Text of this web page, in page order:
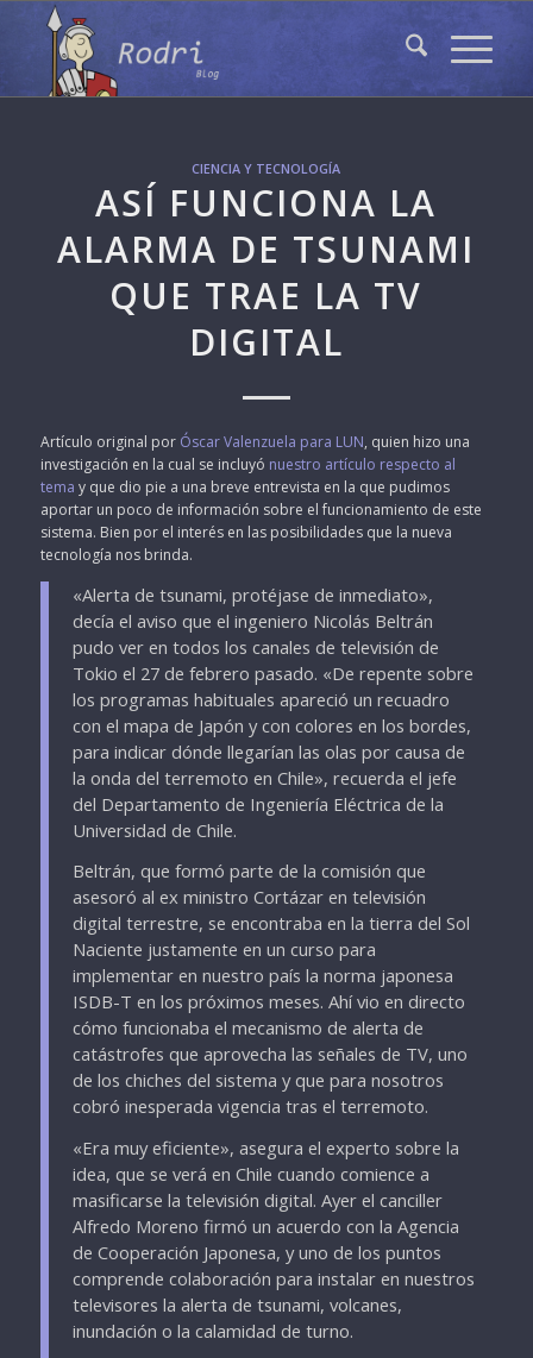
CIENCIA Y TECNOLOGÍA
ASÍ FUNCIONA LA
ALARMA DE TSUNAMI
QUE TRAE LA TV
DIGITAL
Artículo original por Óscar Valenzuela para LUN, quien hizo una
investigación en la cual se incluyó nuestro artículo respecto al
tema y que dio pie a una breve entrevista en la que pudimos
aportar un poco de información sobre el funcionamiento de este
sistema. Bien por el interés en las posibilidades que la nueva
tecnología nos brinda.
«Alerta de tsunami, protéjase de inmediato»,
decía el aviso que el ingeniero Nicolás Beltrán
pudo ver en todos los canales de televisión de
Tokio el 27 de febrero pasado. «De repente sobre
los programas habituales apareció un recuadro
con el mapa de Japón y con colores en los bordes,
para indicar dónde llegarían las olas por causa de
la onda del terremoto en Chile», recuerda el jefe
del Departamento de Ingeniería Eléctrica de la
Universidad de Chile.
Beltrán, que formó parte de la comisión que
asesoró al ex ministro Cortázar en televisión
digital terrestre, se encontraba en la tierra del Sol
Naciente justamente en un curso para
implementar en nuestro país la norma japonesa
ISDB-T en los próximos meses. Ahí vio en directo
cómo funcionaba el mecanismo de alerta de
catástrofes que aprovecha las señales de TV, uno
de los chiches del sistema y que para nosotros
cobró inesperada vigencia tras el terremoto.
«Era muy eficiente», asegura el experto sobre la
idea, que se verá en Chile cuando comience a
masificarse la televisión digital. Ayer el canciller
Alfredo Moreno firmó un acuerdo con la Agencia
de Cooperación Japonesa, y uno de los puntos
comprende colaboración para instalar en nuestros
televisores la alerta de tsunami, volcanes,
inundación o la calamidad de turno.